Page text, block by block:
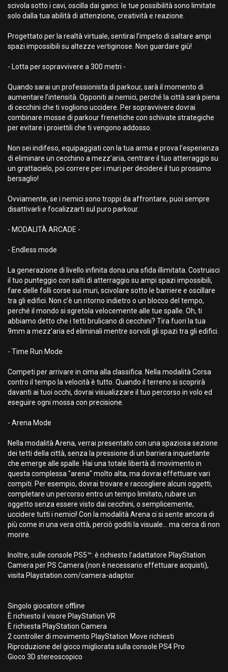
scivola sotto i cavi, oscilla dai ganci: le tue possibilità sono limitate
solo dalla tua abilità di attenzione, creatività e reazione.
Progettato per la realtà virtuale, sentirai l’impeto di saltare ampi
spazi impossibili su altezze vertiginose. Non guardare giù!
- Lotta per sopravvivere a 300 metri -
Quando sarai un professionista di parkour, sarà il momento di
aumentare l’intensità. Opponiti ai nemici, perché la città sarà piena
di cecchini che ti vogliono uccidere. Per sopravvivere dovrai
combinare mosse di parkour frenetiche con schivate strategiche
per evitare i proiettili che ti vengono addosso.
Non sei indifeso, equipaggiati con la tua arma e prova l’esperienza
di eliminare un cecchino a mezz’aria, centrare il tuo atterraggio su
un grattacielo, poi correre per i muri per decidere il tuo prossimo
bersaglio!
Ovviamente, se i nemici sono troppi da affrontare, puoi sempre
disattivarli e focalizzarti sul puro parkour.
- MODALITÀ ARCADE -
- Endless mode
La generazione di livello infinita dona una sfida illimitata. Costruisci
il tuo punteggio con salti di atterraggio su ampi spazi impossibili,
fare delle folli corse sui muri, scivolare sotto le barriere e oscillare
tra gli edifici. Non c’è un ritorno indietro o un blocco del tempo,
perché il mondo si sgretola velocemente alle tue spalle. Oh, ti
abbiamo detto che i tetti brulicano di cecchini? Tira fuori la tua
9mm a mezz’aria ed eliminali mentre sorvoli gli spazi tra gli edifici.
- Time Run Mode
Competi per arrivare in cima alla classifica. Nella modalità Corsa
contro il tempo la velocità è tutto. Quando il terreno si scoprirà
davanti ai tuoi occhi, dovrai visualizzare il tuo percorso in volo ed
eseguire ogni mossa con precisione.
- Arena Mode
Nella modalità Arena, verrai presentato con una spaziosa sezione
dei tetti della città, senza la pressione di un barriera inquietante
che emerge alle spalle. Hai una totale libertà di movimento in
questa complessa "arena" molto alta, ma dovrai effettuare vari
compiti. Per esempio, dovrai trovare e raccogliere alcuni oggetti,
completare un percorso entro un tempo limitato, rubare un
oggetto senza essere visto dai cecchini, o semplicemente,
uccidere tutti i nemici! Con la modalità Arena ci si sente ancora di
più come in una vera città, perciò goditi la visuale... ma cerca di non
morire.
Inoltre, sulle console PS5™: è richiesto l’adattatore PlayStation
Camera per PS Camera (non è necessario effettuare acquisti),
visita Playstation.com/camera-adaptor.
Singolo giocatore offline
È richiesto il visore PlayStation VR
È richiesta PlayStation Camera
2 controller di movimento PlayStation Move richiesti
Riproduzione del gioco migliorata sulla console PS4 Pro
Gioco 3D stereoscopico